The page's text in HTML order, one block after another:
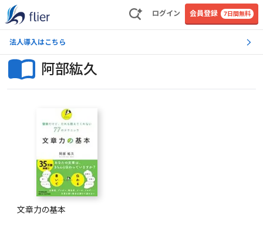
ログイン 会員登録 7日間無料
法人導入はこちら
阿部紘久
文章力の基本